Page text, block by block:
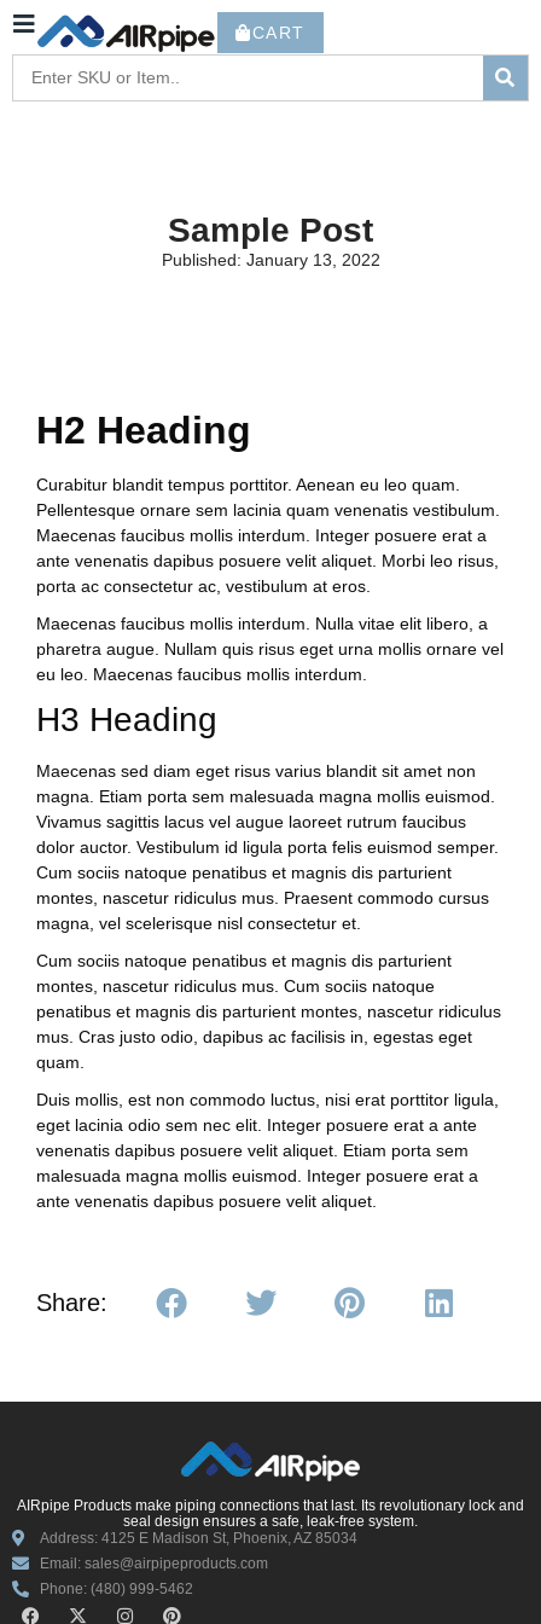
CART
Sample Post
Published: January 13, 2022
H2 Heading
Curabitur blandit tempus porttitor. Aenean eu leo quam.
Pellentesque ornare sem lacinia quam venenatis vestibulum.
Maecenas faucibus mollis interdum. Integer posuere erat a
ante venenatis dapibus posuere velit aliquet. Morbi leo risus,
porta ac consectetur ac, vestibulum at eros.
Maecenas faucibus mollis interdum. Nulla vitae elit libero, a
pharetra augue. Nullam quis risus eget urna mollis ornare vel
eu leo. Maecenas faucibus mollis interdum.
H3 Heading
Maecenas sed diam eget risus varius blandit sit amet non
magna. Etiam porta sem malesuada magna mollis euismod.
Vivamus sagittis lacus vel augue laoreet rutrum faucibus
dolor auctor. Vestibulum id ligula porta felis euismod semper.
Cum sociis natoque penatibus et magnis dis parturient
montes, nascetur ridiculus mus. Praesent commodo cursus
magna, vel scelerisque nisl consectetur et.
Cum sociis natoque penatibus et magnis dis parturient
montes, nascetur ridiculus mus. Cum sociis natoque
penatibus et magnis dis parturient montes, nascetur ridiculus
mus. Cras justo odio, dapibus ac facilisis in, egestas eget
quam.
Duis mollis, est non commodo luctus, nisi erat porttitor ligula,
eget lacinia odio sem nec elit. Integer posuere erat a ante
venenatis dapibus posuere velit aliquet. Etiam porta sem
malesuada magna mollis euismod. Integer posuere erat a
ante venenatis dapibus posuere velit aliquet.
Share:
AIRpipe Products make piping connections that last. Its revolutionary lock and
seal design ensures a safe, leak-free system.
Address: 4125 E Madison St, Phoenix, AZ 85034
Email: sales@airpipeproducts.com
Phone: (480) 999-5462